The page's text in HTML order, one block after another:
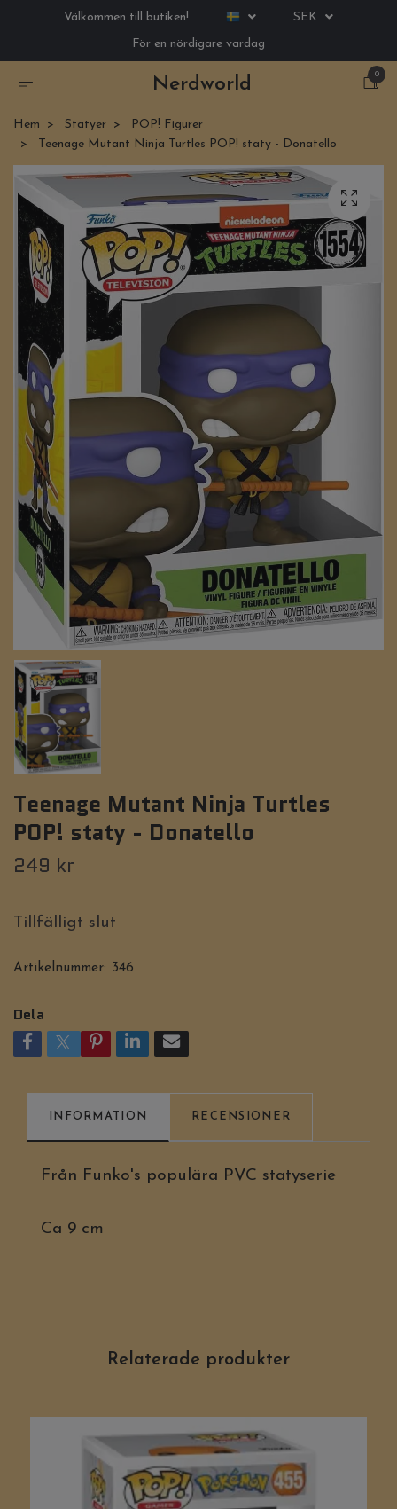
Välkommen till butiken!
SEK
För en nördigare vardag
Nerdworld
0
Hem Statyer
POP! Figurer
Teenage Mutant Ninja Turtles POP! staty - Donatello
Teenage Mutant Ninja Turtles
POP! staty - Donatello
249 kr
Tillfälligt slut
Artikelnummer: 346
Dela
INFORMATION RECENSIONER
Från Funko's populära PVC statyserie
Ca 9 cm